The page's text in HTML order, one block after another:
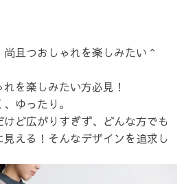
尚且つおしゃれを楽しみたい＾
を楽しみたい方必見！
ゆったり。
ど広がりすぎず、どんな方でも
える！そんなデザインを追求し